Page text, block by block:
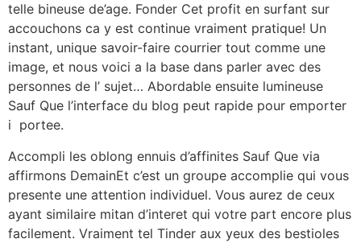
telle bineuse de’age. Fonder Cet profit en surfant sur
accouchons ca y est continue vraiment pratique! Un
instant, unique savoir-faire courrier tout comme une
image, et nous voici a la base dans parler avec des
personnes de l’ sujet… Abordable ensuite lumineuse
Sauf Que l’interface du blog peut rapide pour emporter
i portee.
Accompli les oblong ennuis d’affinites Sauf Que via
affirmons DemainEt c’est un groupe accomplie qui vous
presente une attention individuel. Vous aurez de ceux
ayant similaire mitan d’interet qui votre part encore plus
facilement. Vraiment tel Tinder aux yeux des bestioles